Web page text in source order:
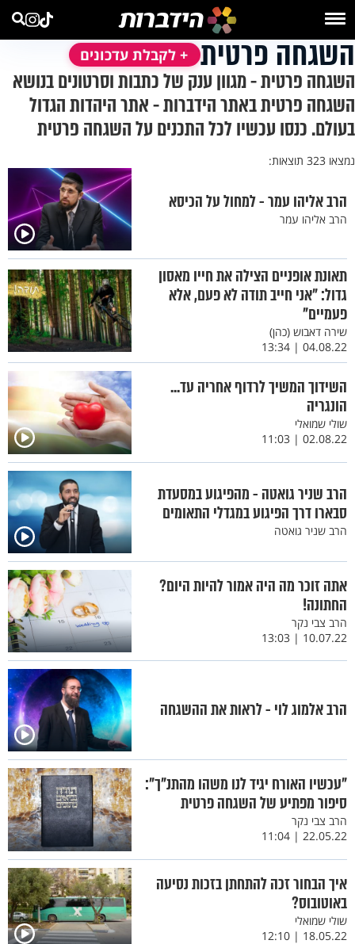
השגחה פרטית + לקבלת עדכונים
השגחה פרטית - מגוון ענק של כתבות וסרטונים בנושא
השגחה פרטית באתר הידברות - אתר היהדות הגדול
בעולם. כנסו עכשיו לכל התכנים על השגחה פרטית
נמצאו 323 תוצאות:
הרב אליהו עמר - למחול על הכיסא
הרב אליהו עמר
תאונת אופניים הצילה את חייו מאסון
גדול: "אני חייב תודה לא פעם, אלא
פעמיים"
שירה דאבוש (כהן)
04.08.22 | 13:34
השידוך המשיך לרדוף אחריה עד...
הונגריה
שולי שמואלי
02.08.22 | 11:03
הרב שניר גואטה - מהפיגוע במסעדת
סבארו דרך הפיגוע במגדלי התאומים
הרב שניר גואטה
אתה זוכר מה היה אמור להיות היום?
החתונה!
הרב צבי נקר
10.07.22 | 13:03
הרב אלמוג לוי - לראות את ההשגחה
"עכשיו האורח יגיד לנו משהו מהתנ"ך":
סיפור מפתיע של השגחה פרטית
הרב צבי נקר
22.05.22 | 11:04
איך הבחור זכה להתחתן בזכות נסיעה
באוטובוס?
שולי שמואלי
18.05.22 | 12:10